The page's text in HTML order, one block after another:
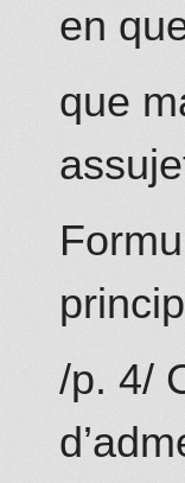
en
que
/p. 4/